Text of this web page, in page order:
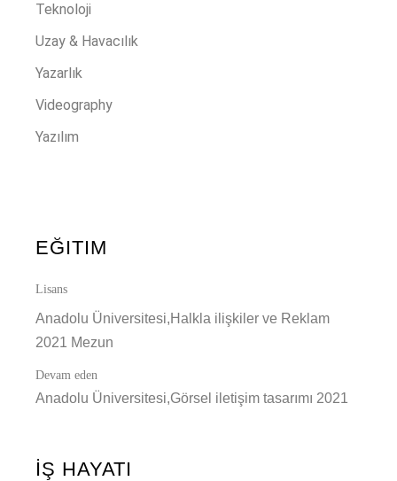
Teknoloji
Uzay & Havacılık
Yazarlık
Videography
Yazılım
EĞITIM
Lisans
Anadolu Üniversitesi,Halkla ilişkiler ve Reklam
2021 Mezun
Devam eden
Anadolu Üniversitesi,Görsel iletişim tasarımı 2021
İŞ HAYATI